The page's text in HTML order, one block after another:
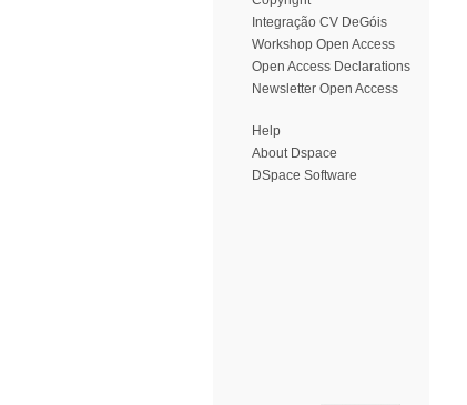
Integração CV DeGóis
Workshop Open Access
Open Access Declarations
Newsletter Open Access
Help
About Dspace
DSpace Software